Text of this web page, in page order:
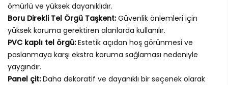
ömürlü ve yüksek dayanıklıdır.
Boru Direkli Tel Örgü Taşkent:Güvenlik önlemleri için
yüksek koruma gerektiren alanlarda kullanılır.
PVC kaplı tel örgü:Estetik açıdan hoş görünmesi ve
paslanmaya karşı ekstra koruma sağlaması nedeniyle
yaygındır.
Panel çit:Daha dekoratif ve dayanıklı bir seçenek olarak